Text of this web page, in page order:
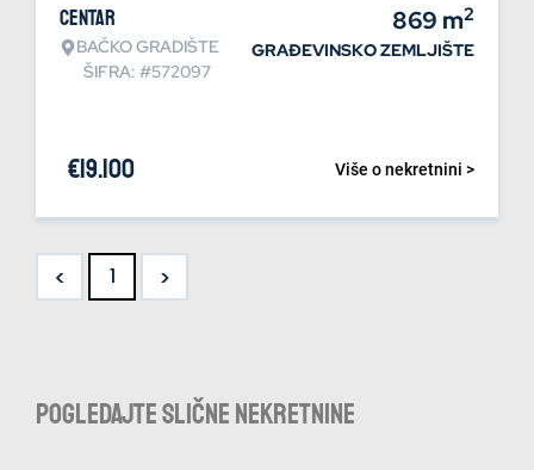
Centar
BAČKO GRADIŠTE
ŠIFRA: #572097
869 m2
GRAĐEVINSKO ZEMLJIŠTE
Više o nekretnini >
€19.100
< 1 >
Pogledajte slične nekretnine